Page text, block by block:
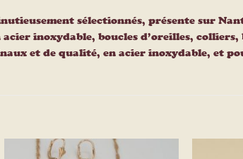
sélectionnés, présente sur
acier inoxydable, boucles d’oreilles,
et de qualité, en acier inoxydable, et